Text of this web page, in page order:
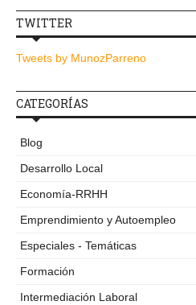
TWITTER
Tweets by MunozParreno
CATEGORÍAS
Blog
Desarrollo Local
Economía-RRHH
Emprendimiento y Autoempleo
Especiales - Temáticas
Formación
Intermediación Laboral